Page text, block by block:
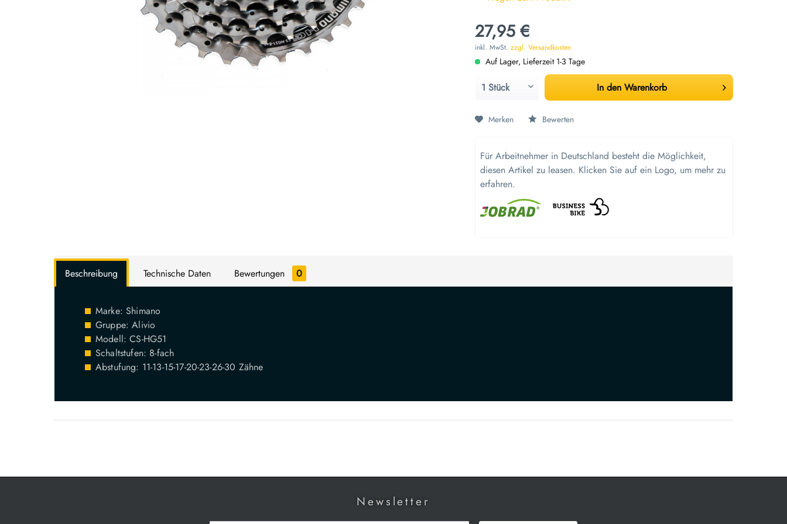
27,95 €
inkl. MwSt.zzgl. Versandkosten
Auf Lager, Lieferzeit 1-3 Tage
In den Warenkorb
Merken Bewerten
Für Arbeitnehmer in Deutschland besteht die Möglichkeit,
diesen Artikel zu leasen. Klicken Sie auf ein Logo, um mehr zu
erfahren.
Beschreibung Technische Daten Bewertungen 0
Marke: Shimano
Gruppe: Alivio
Modell: CS-HG51
Schaltstufen: 8-fach
Abstufung: 11-13-15-17-20-23-26-30 Zähne
Newsletter